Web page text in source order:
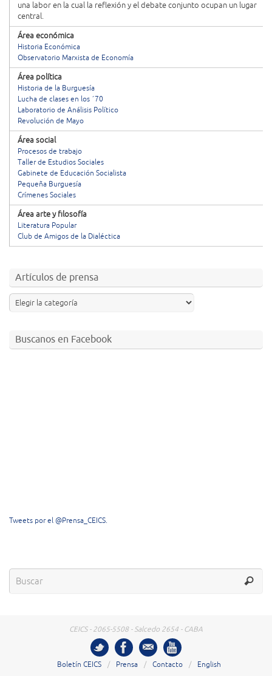
una labor en la cual la reflexión y el debate conjunto ocupan un lugar
central.
Área económica
Historia Económica
Observatorio Marxista de Economía
Área política
Historia de la Burguesía
Lucha de clases en los ´70
Laboratorio de Análisis Político
Revolución de Mayo
Área social
Procesos de trabajo
Taller de Estudios Sociales
Gabinete de Educación Socialista
Pequeña Burguesía
Crímenes Sociales
Área arte y filosofía
Literatura Popular
Club de Amigos de la Dialéctica
Artículos de prensa
Buscanos en Facebook
Tweets por el @Prensa_CEICS.
CEICS - 2065-5508 - Salcedo 2654 - CABA
Boletín CEICS Prensa Contacto English